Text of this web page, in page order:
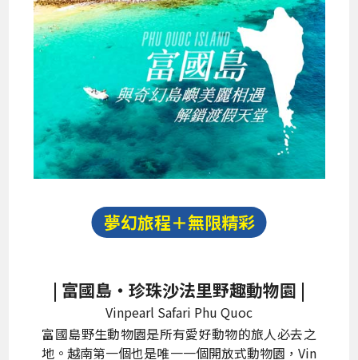
夢幻旅程＋無限精彩
| 富國島‧珍珠沙法里野趣動物園 |
Vinpearl Safari Phu Quoc
富國島野生動物園是所有愛好動物的旅人必去之
地。越南第一個也是唯一一個開放式動物園，Vin